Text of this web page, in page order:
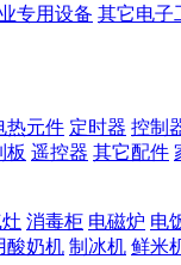
专用设备 其它电子
热元件 定时器 控制
板 遥控器 其它配件
消毒柜 电磁炉 电
酸奶机 制冰机 鲜米